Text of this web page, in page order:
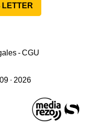
LETTER
- CGU
· 2026